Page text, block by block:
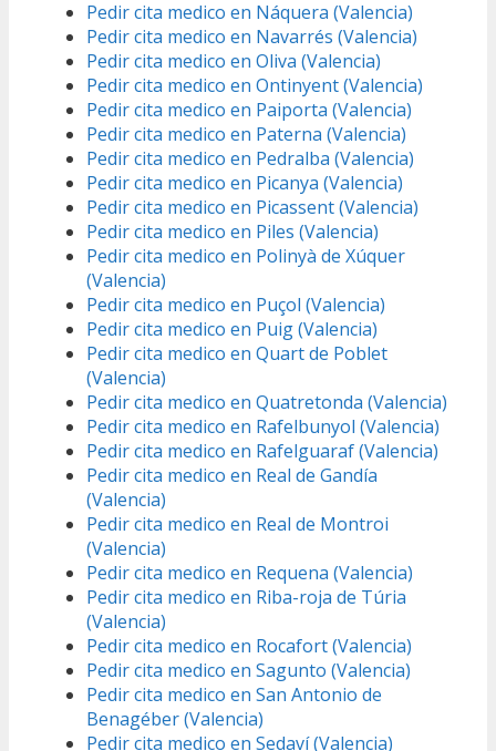
Pedir cita medico en Náquera (Valencia)
Pedir cita medico en Navarrés (Valencia)
Pedir cita medico en Oliva (Valencia)
Pedir cita medico en Ontinyent (Valencia)
Pedir cita medico en Paiporta (Valencia)
Pedir cita medico en Paterna (Valencia)
Pedir cita medico en Pedralba (Valencia)
Pedir cita medico en Picanya (Valencia)
Pedir cita medico en Picassent (Valencia)
Pedir cita medico en Piles (Valencia)
Pedir cita medico en Polinyà de Xúquer
(Valencia)
Pedir cita medico en Puçol (Valencia)
Pedir cita medico en Puig (Valencia)
Pedir cita medico en Quart de Poblet
(Valencia)
Pedir cita medico en Quatretonda (Valencia)
Pedir cita medico en Rafelbunyol (Valencia)
Pedir cita medico en Rafelguaraf (Valencia)
Pedir cita medico en Real de Gandía
(Valencia)
Pedir cita medico en Real de Montroi
(Valencia)
Pedir cita medico en Requena (Valencia)
Pedir cita medico en Riba-roja de Túria
(Valencia)
Pedir cita medico en Rocafort (Valencia)
Pedir cita medico en Sagunto (Valencia)
Pedir cita medico en San Antonio de
Benagéber (Valencia)
Pedir cita medico en Sedaví (Valencia)